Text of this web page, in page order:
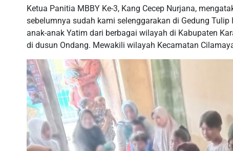
Ketua Panitia MBBY Ke-3, Kang Cecep Nurjana,
sebelumnya sudah kami selenggarakan di Gedung
anak-anak Yatim dari berbagai wilayah di Kabupaten
di dusun Ondang. Mewakili wilayah Kecamatan